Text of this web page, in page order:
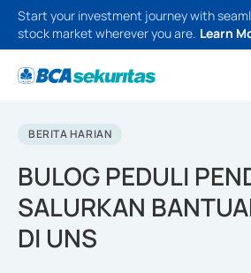
Start your investment journey with
stock market wherever you are. Learn
BERITA HARIAN
BULOG PEDULI
SALURKAN
DI UNS